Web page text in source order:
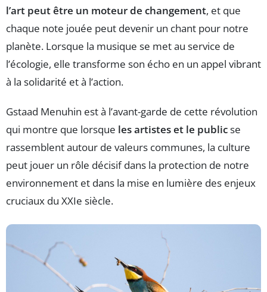
l’art peut être un moteur de changement, et que
chaque note jouée peut devenir un chant pour notre
planète. Lorsque la musique se met au service de
l’écologie, elle transforme son écho en un appel vibrant
à la solidarité et à l’action.
Gstaad Menuhin est à l’avant-garde de cette révolution
qui montre que lorsque les artistes et le publicse
rassemblent autour de valeurs communes, la culture
peut jouer un rôle décisif dans la protection de notre
environnement et dans la mise en lumière des enjeux
cruciaux du XXIe siècle.